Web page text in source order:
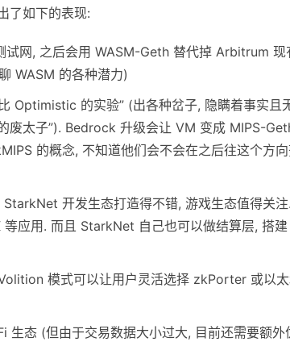
了如下的表现:
网, 之后会用 WASM-Geth 替代掉 Arbitrum 现
WASM 的各种潜力)
Optimistic 的实验” (出各种岔子, 隐瞒着事实且
废太子”). Bedrock 升级会让 VM 变成 MIPS-
的概念, 不知道他们会不会在之后往这个方
开发生态打造得不错, 游戏生态值得关
应用. 而且 StarkNet 自己也可以做结算层, 搭建
模式可以让用户灵活选择 zkPorter 或以
态 (但由于交易数据大小过大, 目前还需要额外